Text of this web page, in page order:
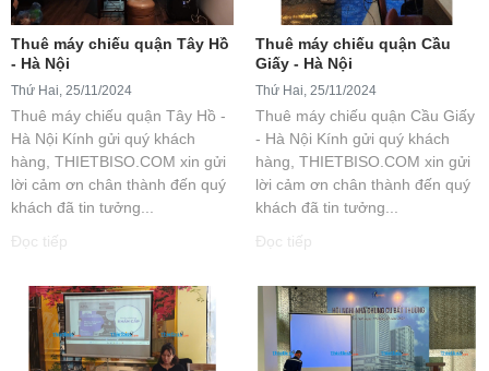
Thuê máy chiếu quận Tây Hồ
- Hà Nội
Thứ Hai, 25/11/2024
Thuê máy chiếu quận Tây Hồ -
Hà Nội Kính gửi quý khách
hàng, THIETBISO.COM xin gửi
lời cảm ơn chân thành đến quý
khách đã tin tưởng...
Đọc tiếp
Thuê máy chiếu quận Cầu
Giấy - Hà Nội
Thứ Hai, 25/11/2024
Thuê máy chiếu quận Cầu Giấy
- Hà Nội Kính gửi quý khách
hàng, THIETBISO.COM xin gửi
lời cảm ơn chân thành đến quý
khách đã tin tưởng...
Đọc tiếp